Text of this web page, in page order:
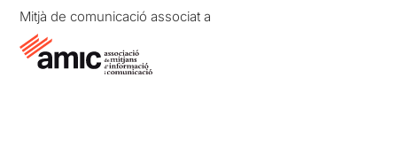
Mitjà de comunicació associat a